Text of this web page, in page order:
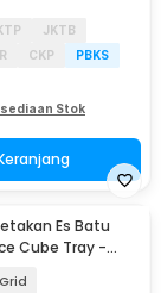
JKTB
CKP
PBKS
Stok
Es Batu
Cube Tray -